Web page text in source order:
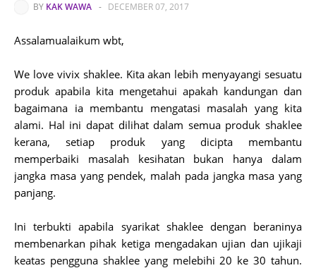
BY KAK WAWA - DECEMBER 07, 2017
Assalamualaikum wbt,
We love vivix shaklee. Kita akan lebih menyayangi sesuatu
produk apabila kita mengetahui apakah kandungan dan
bagaimana ia membantu mengatasi masalah yang kita
alami. Hal ini dapat dilihat dalam semua produk shaklee
kerana, setiap produk yang dicipta membantu
memperbaiki masalah kesihatan bukan hanya dalam
jangka masa yang pendek, malah pada jangka masa yang
panjang.
Ini terbukti apabila syarikat shaklee dengan beraninya
membenarkan pihak ketiga mengadakan ujian dan ujikaji
keatas pengguna shaklee yang melebihi 20 ke 30 tahun.